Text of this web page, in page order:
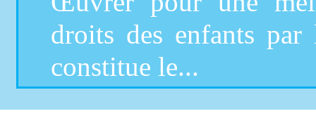
droits des enfants
constitue le...